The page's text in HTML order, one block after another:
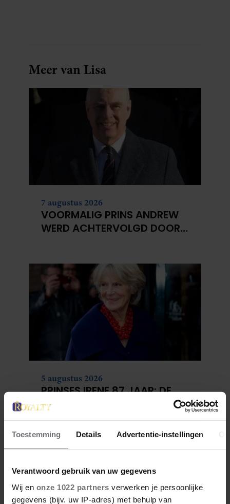
Toestemming Details Advertentie-instellingen
Verantwoord gebruik van uw gegevens
Wij en onze 1022 partners verwerken je persoonlijke
gegevens (bijv. uw IP-adres) met behulp van
Meer van Lisa
7 augustus 2026
VOORMALIG PRINS ANDREW
WERD ACHTERVOLGD DOOR
5 augustus 2026
PRINSES IRENE 87 JAAR: DE
ORANJE DIE ALTIJD HAAR
EIGEN PAD KOOS